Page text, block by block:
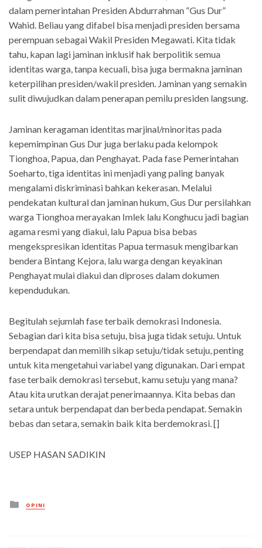
dalam pemerintahan Presiden Abdurrahman “Gus Dur”
Wahid. Beliau yang difabel bisa menjadi presiden bersama
perempuan sebagai Wakil Presiden Megawati. Kita tidak
tahu, kapan lagi jaminan inklusif hak berpolitik semua
identitas warga, tanpa kecuali, bisa juga bermakna jaminan
keterpilihan presiden/wakil presiden. Jaminan yang semakin
sulit diwujudkan dalam penerapan pemilu presiden langsung.
Jaminan keragaman identitas marjinal/minoritas pada
kepemimpinan Gus Dur juga berlaku pada kelompok
Tionghoa, Papua, dan Penghayat. Pada fase Pemerintahan
Soeharto, tiga identitas ini menjadi yang paling banyak
mengalami diskriminasi bahkan kekerasan. Melalui
pendekatan kultural dan jaminan hukum, Gus Dur persilahkan
warga Tionghoa merayakan Imlek lalu Konghucu jadi bagian
agama resmi yang diakui, lalu Papua bisa bebas
mengekspresikan identitas Papua termasuk mengibarkan
bendera Bintang Kejora, lalu warga dengan keyakinan
Penghayat mulai diakui dan diproses dalam dokumen
kependudukan.
Begitulah sejumlah fase terbaik demokrasi Indonesia.
Sebagian dari kita bisa setuju, bisa juga tidak setuju. Untuk
berpendapat dan memilih sikap setuju/tidak setuju, penting
untuk kita mengetahui variabel yang digunakan. Dari empat
fase terbaik demokrasi tersebut, kamu setuju yang mana?
Atau kita urutkan derajat penerimaannya. Kita bebas dan
setara untuk berpendapat dan berbeda pendapat. Semakin
bebas dan setara, semakin baik kita berdemokrasi. []
USEP HASAN SADIKIN
Posted
in
OPINI